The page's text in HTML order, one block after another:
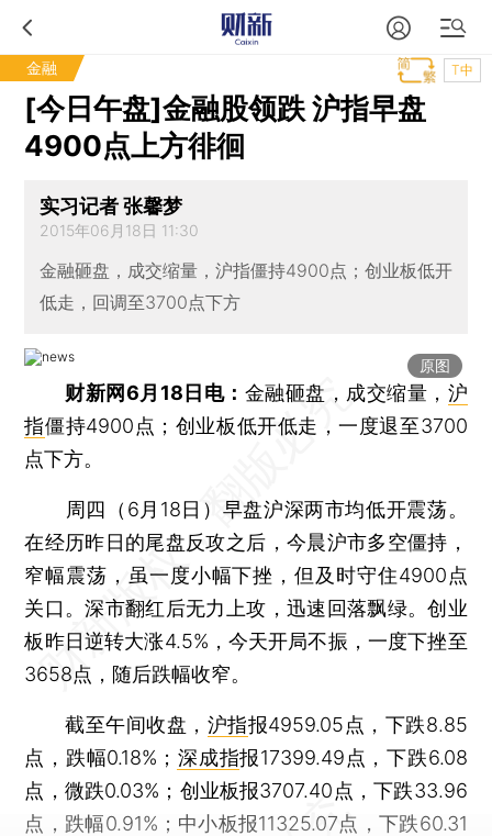
金融 T中
[今日午盘]金融股领跌 沪指早盘
4900点上方徘徊
实习记者 张馨梦
2015年06月18日 11:30
金融砸盘，成交缩量，沪指僵持4900点；创业板低开
低走，回调至3700点下方
原图
财新网6月18日电： 金融砸盘，成交缩量， 沪
指僵持4900点；创业板低开低走，一度退至3700
点下方。
周四（6月18日）早盘沪深两市均低开震荡。
在经历昨日的尾盘反攻之后，今晨沪市多空僵持，
窄幅震荡，虽一度小幅下挫，但及时守住4900点
关口。深市翻红后无力上攻，迅速回落飘绿。创业
板昨日逆转大涨4.5%，今天开局不振，一度下挫至
3658点，随后跌幅收窄。
截至午间收盘， 沪指报4959.05点，下跌8.85
点，跌幅0.18%； 深成指报17399.49点，下跌6.08
点，微跌0.03%；创业板报3707.40点，下跌33.96
点，跌幅0.91%；中小板报11325.07点，下跌60.31